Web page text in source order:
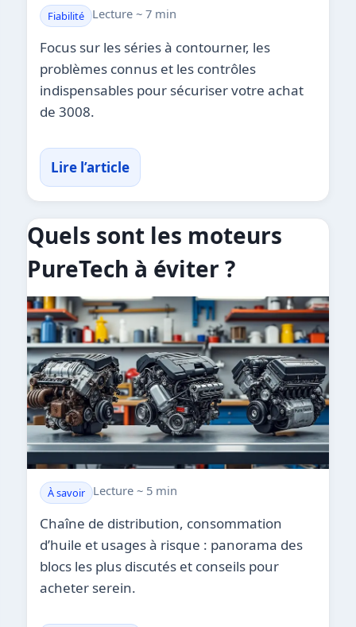
Fiabilité Lecture ~ 7 min
Focus sur les séries à contourner, les
problèmes connus et les contrôles
indispensables pour sécuriser votre achat
de 3008.
Lire l’article
Quels sont les moteurs
PureTech à éviter ?
À savoir Lecture ~ 5 min
Chaîne de distribution, consommation
d’huile et usages à risque : panorama des
blocs les plus discutés et conseils pour
acheter serein.